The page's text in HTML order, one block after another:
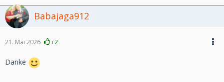
Babajaga912
21. Mai 2026 +2
Danke